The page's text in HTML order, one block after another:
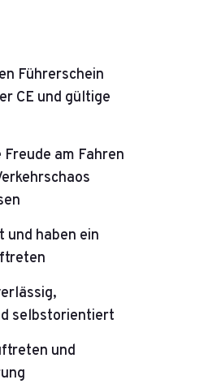
Führerschein
CE und gültige
am Fahren
und haben ein
selbstorientiert
und